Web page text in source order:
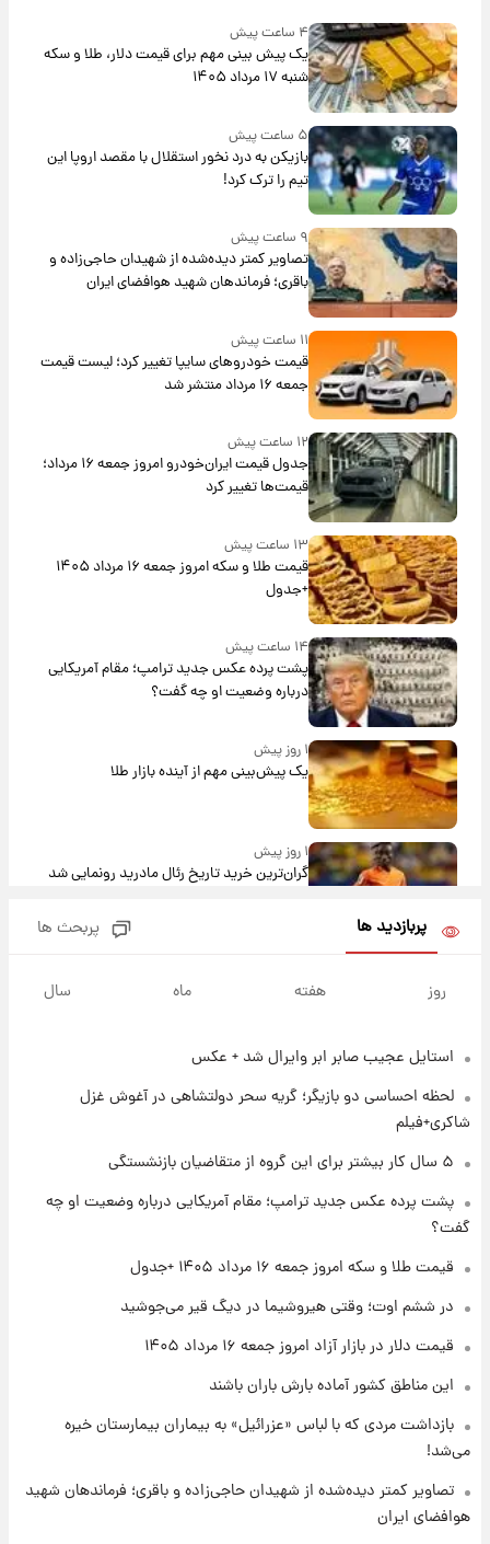
۴ ساعت پیش
یک پیش ‌بینی مهم برای قیمت دلار، طلا و سکه
شنبه ۱۷ مرداد ۱۴۰۵
۵ ساعت پیش
بازیکن به درد نخور استقلال با مقصد اروپا این
تیم را ترک کرد!
۹ ساعت پیش
تصاویر کمتر دیده‌شده از شهیدان حاجی‌زاده و
باقری؛ فرماندهان شهید هوافضای ایران
۱۱ ساعت پیش
قیمت خودروهای سایپا تغییر کرد؛ لیست قیمت
جمعه ۱۶ مرداد منتشر شد
۱۲ ساعت پیش
جدول قیمت ایران‌خودرو امروز جمعه ۱۶ مرداد؛
قیمت‌ها تغییر کرد
۱۳ ساعت پیش
قیمت طلا و سکه امروز جمعه ۱۶ مرداد ۱۴۰۵
+جدول
۱۴ ساعت پیش
پشت پرده عکس جدید ترامپ؛ مقام آمریکایی
درباره وضعیت او چه گفت؟
۱ روز پیش
یک پیش‌بینی مهم از آینده بازار طلا
۱ روز پیش
گران‌ترین خرید تاریخ رئال مادرید رونمایی شد
روزها پربارش‌تر خواهند بود؟
۱ روز پیش
شد؛ تیکدری، محبی و سرگیف با اعداد ویژه
۱ روز پیش
شد+فیلم
۱ روز پیش
امروز پنجشنبه ۱۵ مرداد ۱۴۰۵ +جدول
قیمت طلا و سکه امروز پنجشنبه ۱۵ مرداد ۱۴۰۵
شارژ جدید کالابرگ برای سه دهک؛ جزئیات اعلام
پربازدید ها پربحث ها
روز هفته ماه سال
استایل عجیب صابر ابر وایرال شد + عکس
لحظه احساسی دو بازیگر؛ گریه سحر دولتشاهی در آغوش غزل
شاکری+فیلم
۵ سال کار بیشتر برای این گروه از متقاضیان بازنشستگی
پشت پرده عکس جدید ترامپ؛ مقام آمریکایی درباره وضعیت او چه
گفت؟
قیمت طلا و سکه امروز جمعه ۱۶ مرداد ۱۴۰۵ +جدول
در ششم اوت؛ وقتی هیروشیما در دیگ قیر می‌جوشید
قیمت دلار در بازار آزاد امروز جمعه ۱۶ مرداد ۱۴۰۵
این مناطق کشور آماده بارش باران باشند
بازداشت مردی که با لباس «عزرائیل» به بیماران بیمارستان خیره
می‌شد!
تصاویر کمتر دیده‌شده از شهیدان حاجی‌زاده و باقری؛ فرماندهان شهید
هوافضای ایران